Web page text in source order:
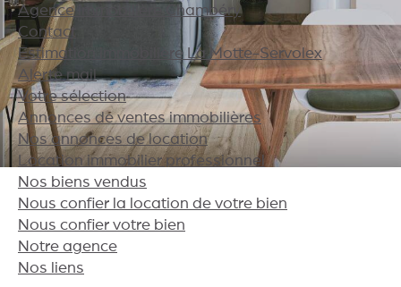
Agence immobilière Chambéry
Contact
Estimation immobilière La Motte-Servolex
Alerte mail
Votre sélection
Annonces de ventes immobilières
Nos annonces de location
Location immobilier professionnel
Nos biens vendus
Nous confier la location de votre bien
Nous confier votre bien
Notre agence
Nos liens